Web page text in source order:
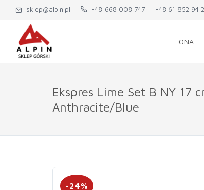
sklep@alpin.pl +48 668 008 747 +48 61 852 94
ONA
Ekspres Lime Set B NY 17
Anthracite/Blue
-24%